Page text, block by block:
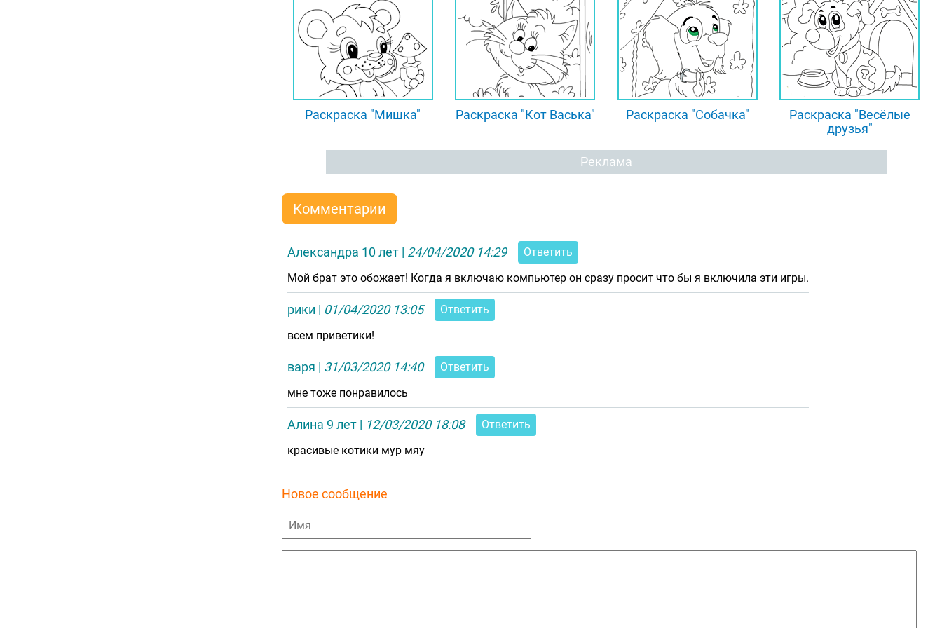
Раскраска "Мишка" Раскраска "Кот Васька" Раскраска "Собачка"
Раскраска "Весёлые
друзья"
Реклама
Комментарии
Александра 10 лет | 24/04/2020 14:29
Ответить
Мой брат это обожает! Когда я включаю компьютер он сразу просит что бы я включила эти игры.
рики | 01/04/2020 13:05
Ответить
всем приветики!
варя | 31/03/2020 14:40
Ответить
мне тоже понравилось
Алина 9 лет | 12/03/2020 18:08
Ответить
красивые котики мур мяу
Новое сообщение